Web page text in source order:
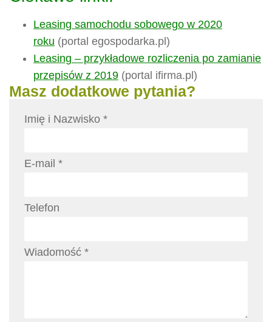
Leasing samochodu sobowego w 2020
roku (portal egospodarka.pl)
Leasing – przykładowe rozliczenia po zamianie
przepisów z 2019 (portal ifirma.pl)
Masz dodatkowe pytania?
Imię i Nazwisko *
E-mail *
Telefon
Wiadomość *